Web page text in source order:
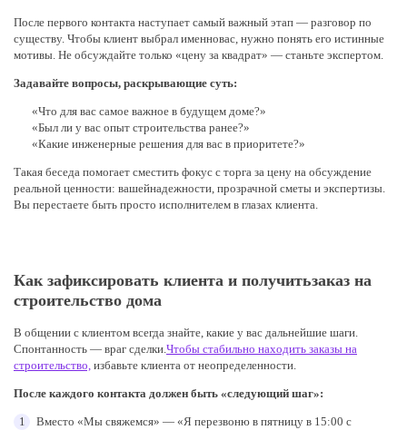
После первого контакта наступает самый важный этап — разговор по
существу. Чтобы клиент выбрал именновас, нужно понять его истинные
мотивы. Не обсуждайте только «цену за квадрат» — станьте экспертом.
Задавайте вопросы, раскрывающие суть:
«Что для вас самое важное в будущем доме?»
«Был ли у вас опыт строительства ранее?»
«Какие инженерные решения для вас в приоритете?»
Такая беседа помогает сместить фокус с торга за цену на обсуждение
реальной ценности: вашейнадежности, прозрачной сметы и экспертизы.
Вы перестаете быть просто исполнителем в глазах клиента.
Как зафиксировать клиента и получитьзаказ на
строительство дома
В общении с клиентом всегда знайте, какие у вас дальнейшие шаги.
Спонтанность — враг сделки.Чтобы стабильно находить заказы на
строительство, избавьте клиента от неопределенности.
После каждого контакта должен быть «следующий шаг»:
Вместо «Мы свяжемся» — «Я перезвоню в пятницу в 15:00 с